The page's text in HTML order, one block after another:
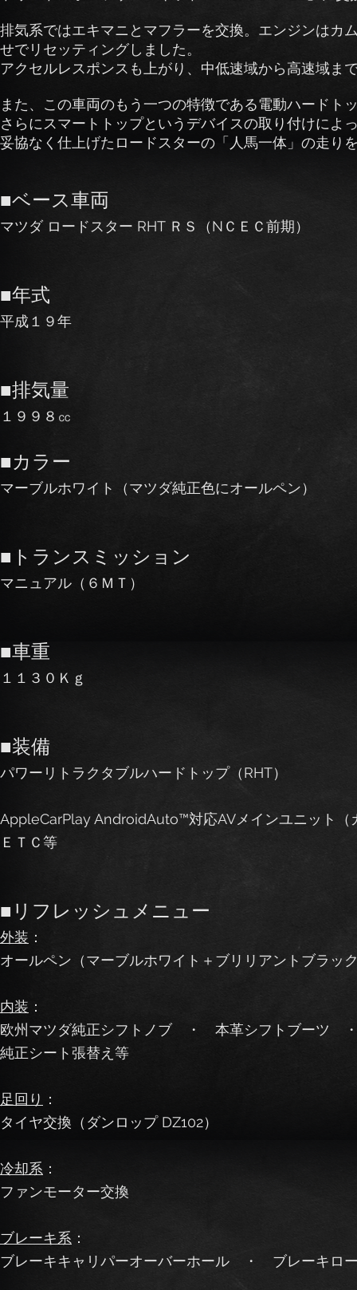
排気系ではエキマニとマフラーを交換。エンジンはカ
せでリセッティングしました。
アクセルレスポンスも上がり、中低速域から高速域ま
また、この車両のもう一つの特徴である電動ハードト
さらにスマートトップというデバイスの取り付けによ
妥協なく仕上げたロードスターの「人馬一体」の走り
■ベース車両
マツダ ロードスター RHT ＲＳ（NＣＥＣ前期）
■年式
平成１９年
■排気量
１９９８㏄
■カラー
マーブルホワイト（マツダ純正色にオールペン）
■トランスミッション
マニュアル（６ＭＴ）
■車重
１１３０Ｋｇ
■装備
パワーリトラクタブルハードトップ（RHT）
AppleCarPlay AndroidAuto™対応AVメインユニット（
ＥＴＣ等
■リフレッシュメニュー
外装 ：
オールペン（マーブルホワイト＋ブリリアントブラッ
内装 ：
欧州マツダ純正シフトノブ ・ 本革シフトブーツ
純正シート張替え等
足回り ：
タイヤ交換（ダンロップ DZ102）
冷却系 ：
ファンモーター交換
ブレーキ系 ：
ブレーキキャリパーオーバーホール ・ ブレーキ